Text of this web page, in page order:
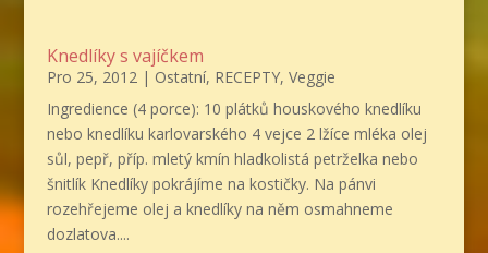
Knedlíky s vajíčkem
Pro 25, 2012| Ostatní, RECEPTY, Veggie
Ingredience (4 porce): 10 plátků houskového knedlíku
nebo knedlíku karlovarského 4 vejce 2 lžíce mléka olej
sůl, pepř, příp. mletý kmín hladkolistá petrželka nebo
šnitlík Knedlíky pokrájíme na kostičky. Na pánvi
rozehřejeme olej a knedlíky na něm osmahneme
dozlatova....